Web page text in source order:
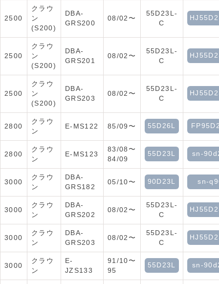
2500
クラウ
ン
(S200)
DBA-
GRS200
08/02〜
55D23L-
C
2500
クラウ
ン
(S200)
DBA-
GRS201
08/02〜
55D23L-
C
2500
クラウ
ン
(S200)
DBA-
GRS203
08/02〜
55D23L-
C
2800
クラウ
ン
E-MS122 85/09〜 55D26L
2800
クラウ
ン
E-MS123
83/08〜
84/09
55D23L sn-
3000
クラウ
ン
DBA-
GRS182
05/10〜 90D23L sn-
3000
クラウ
ン
DBA-
GRS202
08/02〜
55D23L-
C
3000
クラウ
ン
DBA-
GRS203
08/02〜
55D23L-
C
3000
クラウ
ン
E-
JZS133
91/10〜
95
55D23L sn-